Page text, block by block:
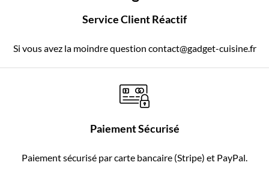
Service Client Réactif
Si vous avez la moindre question contact@gadget-cuisine.fr
Paiement Sécurisé
Paiement sécurisé par carte bancaire (Stripe) et PayPal.